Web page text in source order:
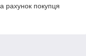
рахунок покупця